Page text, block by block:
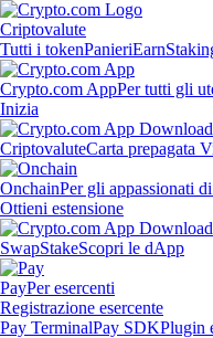
Criptovalute
Tutti i tokenPanieriEarn
Crypto.com AppPer tutti gli
Inizia
CriptovaluteCarta prepagata
OnchainPer gli appassionati
Ottieni estensione
SwapStakeScopri le dApp
PayPer esercenti
Registrazione esercente
Pay TerminalPay SDKPlugin